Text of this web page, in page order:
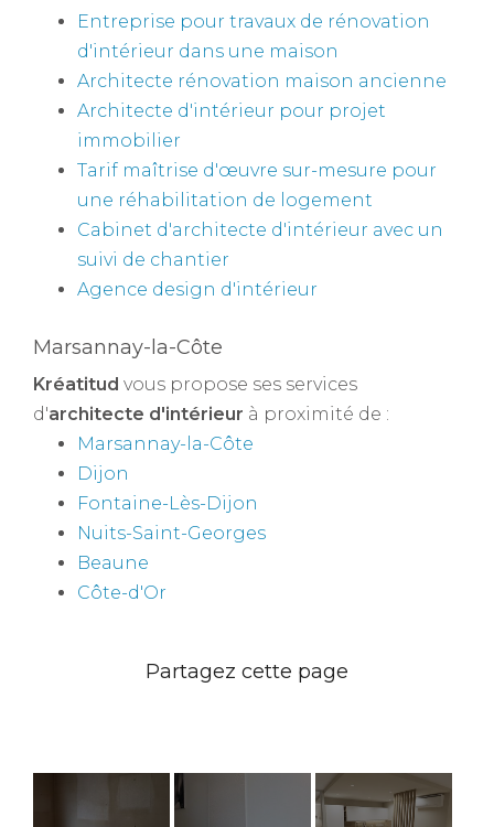
Entreprise pour travaux de rénovation
d'intérieur dans une maison
Architecte rénovation maison ancienne
Architecte d'intérieur pour projet
immobilier
Tarif maîtrise d'œuvre sur-mesure pour
une réhabilitation de logement
Cabinet d'architecte d'intérieur avec un
suivi de chantier
Agence design d'intérieur
Marsannay-la-Côte
Kréatitud vous propose ses services
d'architecte d'intérieur à proximité de :
Marsannay-la-Côte
Dijon
Fontaine-Lès-Dijon
Nuits-Saint-Georges
Beaune
Côte-d'Or